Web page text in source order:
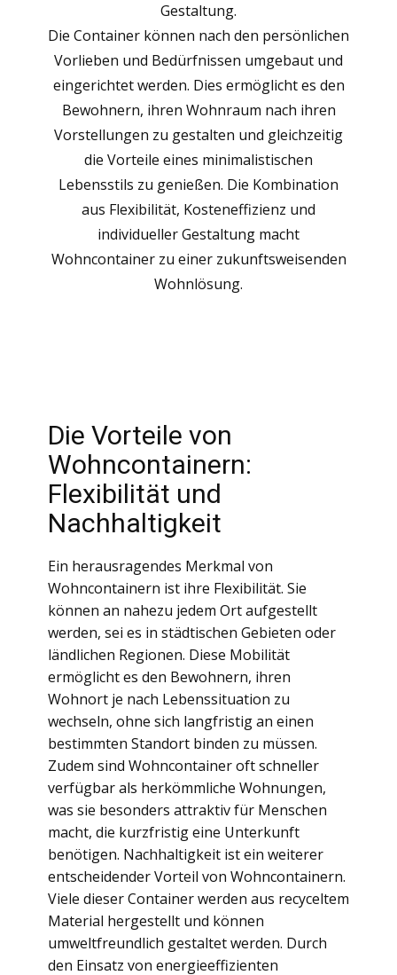
Gestaltung.
Die Container können nach den persönlichen
Vorlieben und Bedürfnissen umgebaut und
eingerichtet werden. Dies ermöglicht es den
Bewohnern, ihren Wohnraum nach ihren
Vorstellungen zu gestalten und gleichzeitig
die Vorteile eines minimalistischen
Lebensstils zu genießen. Die Kombination
aus Flexibilität, Kosteneffizienz und
individueller Gestaltung macht
Wohncontainer zu einer zukunftsweisenden
Wohnlösung.
Die Vorteile von
Wohncontainern:
Flexibilität und
Nachhaltigkeit
Ein herausragendes Merkmal von
Wohncontainern ist ihre Flexibilität. Sie
können an nahezu jedem Ort aufgestellt
werden, sei es in städtischen Gebieten oder
ländlichen Regionen. Diese Mobilität
ermöglicht es den Bewohnern, ihren
Wohnort je nach Lebenssituation zu
wechseln, ohne sich langfristig an einen
bestimmten Standort binden zu müssen.
Zudem sind Wohncontainer oft schneller
verfügbar als herkömmliche Wohnungen,
was sie besonders attraktiv für Menschen
macht, die kurzfristig eine Unterkunft
benötigen. Nachhaltigkeit ist ein weiterer
entscheidender Vorteil von Wohncontainern.
Viele dieser Container werden aus recyceltem
Material hergestellt und können
umweltfreundlich gestaltet werden. Durch
den Einsatz von energieeffizienten